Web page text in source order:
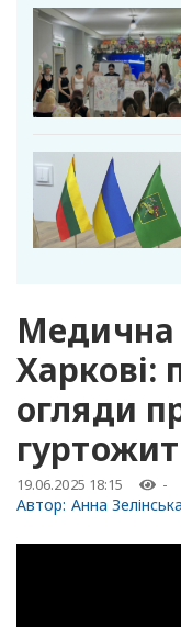
Харкові:
огляди
19.06.2025 18:15 -
Автор: Анна Зелінська